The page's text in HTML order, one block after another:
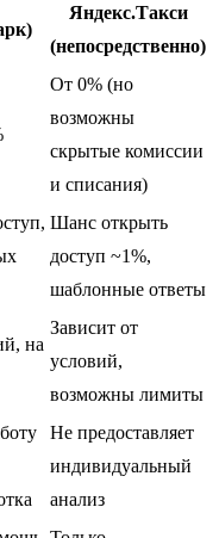
Яндекс.Такси
(непосредственно)
От 0% (но
возможны
скрытые комиссии
и списания)
Шанс открыть
доступ ~1%,
шаблонные ответы
на
Зависит от
условий,
возможны лимиты
Не предоставляет
индивидуальный
анализ